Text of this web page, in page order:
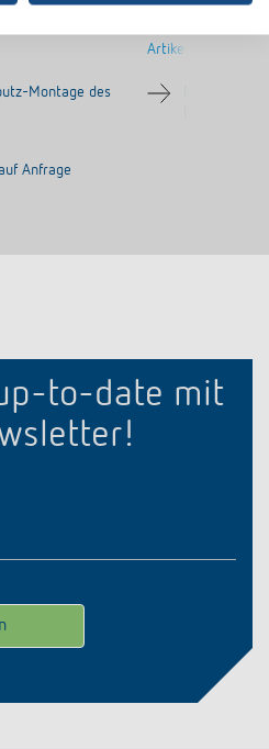
Montage des
Anfrage
Artikel-Nr.
to-date mit